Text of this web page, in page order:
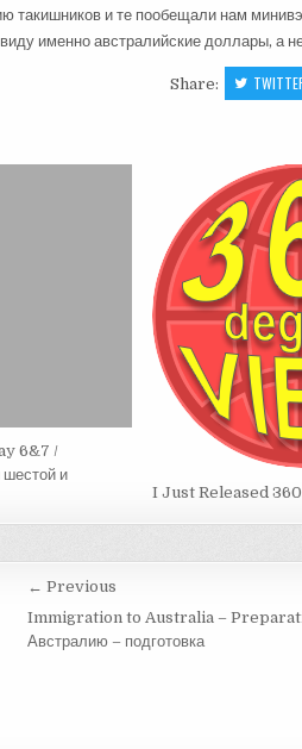
такишников и те пообещали нам
именно австралийские доллары, а
Share:
6&7 /
и
I Just Released
← Previous
Immigration to Australia –
Австралию – подготовка